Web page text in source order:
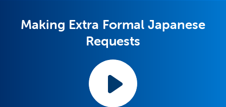
Making Extra Formal Japanese
Requests